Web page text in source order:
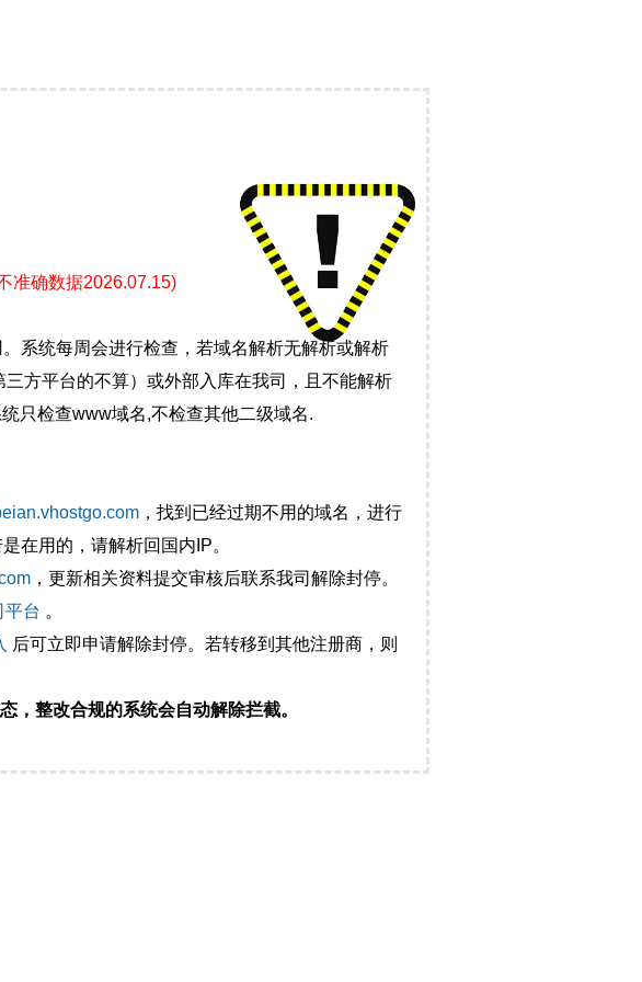
准确数据2026.07.15)
系统每周会进行检查，若域名解析无解析或解析
方平台的不算）或外部入库在我司，且不能解析
只检查www域名,不检查其他二级域名.
，找到已经过期不用的域名，进行
在用的，请解析回国内IP。
，更新相关资料提交审核后联系我司解除封停。
平台 。
后可立即申请解除封停。若转移到其他注册商，则
，整改合规的系统会自动解除拦截。